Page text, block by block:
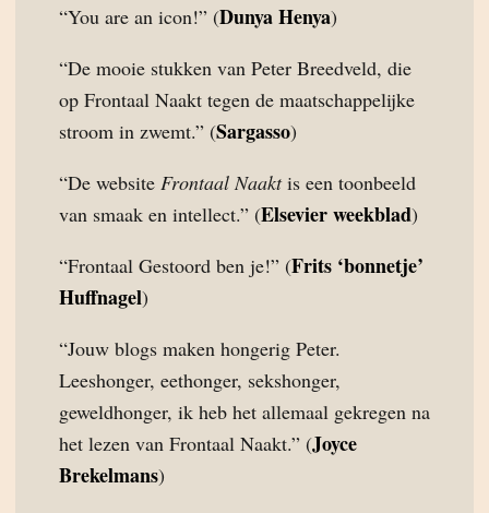
“You are an icon!” (Dunya Henya)
“De mooie stukken van Peter Breedveld, die
op Frontaal Naakt tegen de maatschappelijke
stroom in zwemt.” (Sargasso)
“De website Frontaal Naaktis een toonbeeld
van smaak en intellect.” (Elsevier weekblad)
“Frontaal Gestoord ben je!” (Frits ‘bonnetje’
Huffnagel)
“Jouw blogs maken hongerig Peter.
Leeshonger, eethonger, sekshonger,
geweldhonger, ik heb het allemaal gekregen na
het lezen van Frontaal Naakt.” (Joyce
Brekelmans)